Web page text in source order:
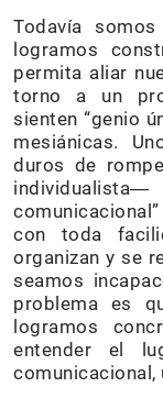
Todavía
logramos
permita aliar
torno a un
sienten “genio
mesiánicas.
duros de
con toda
organizan y se
seamos
problema es
logramos
entender el
comunicacional,